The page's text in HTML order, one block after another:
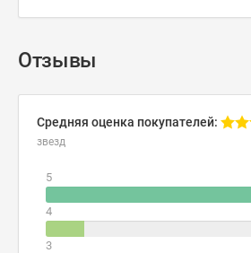
Отзывы
Средняя оценка покупателей:
звезд
5
4
3